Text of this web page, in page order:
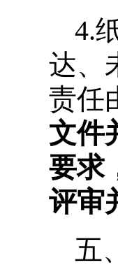
4.
达、
责任
文件
要求
评审
五